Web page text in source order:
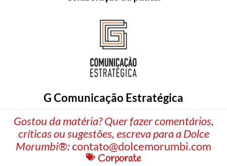
G Comunicação Estratégica
Gostou da matéria? Quer fazer comentários,
críticas ou sugestões, escreva para a Dolce
Morumbi®:contato@dolcemorumbi.com
Corporate